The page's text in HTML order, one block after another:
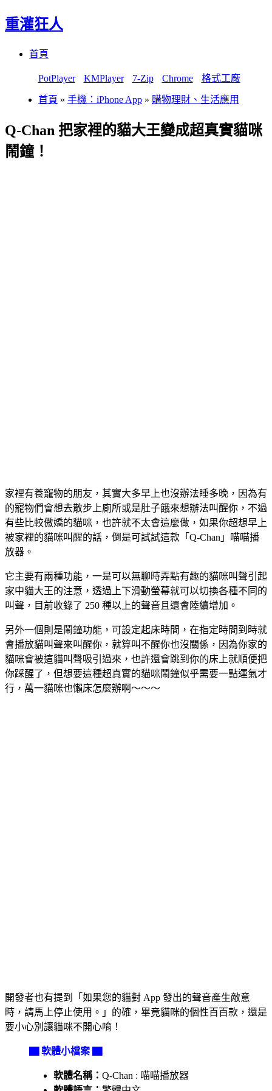
重灌狂人
首頁
PotPlayer KMPlayer 7-Zip Chrome 格式工廠
首頁 » 手機：iPhone App » 購物理財、生活應用
Q-Chan 把家裡的貓大王變成超真實貓咪
鬧鐘！
家裡有養寵物的朋友，其實大多早上也沒辦法睡多晚，因為有
的寵物們會想去散步上廁所或是肚子餓來想辦法叫醒你，不過
有些比較傲嬌的貓咪，也許就不太會這麼做，如果你超想早上
被家裡的貓咪叫醒的話，倒是可試試這款「Q-Chan」喵喵播
放器。
它主要有兩種功能，一是可以無聊時弄點有趣的貓咪叫聲引起
家中貓大王的注意，透過上下滑動螢幕就可以切換各種不同的
叫聲，目前收錄了 250 種以上的聲音且還會陸續增加。
另外一個則是鬧鐘功能，可設定起床時間，在指定時間到時就
會播放貓叫聲來叫醒你，就算叫不醒你也沒關係，因為你家的
貓咪會被這貓叫聲吸引過來，也許還會跳到你的床上就順便把
你踩醒了，但想要這種超真實的貓咪鬧鐘似乎需要一點運氣才
行，萬一貓咪也懶床怎麼辦啊～～～
開發者也有提到「如果您的貓對 App 發出的聲音產生敵意
時，請馬上停止使用。」的確，畢竟貓咪的個性百百款，還是
要小心別讓貓咪不開心唷！
▇ 軟體小檔案 ▇
軟體名稱： Q-Chan : 喵喵播放器